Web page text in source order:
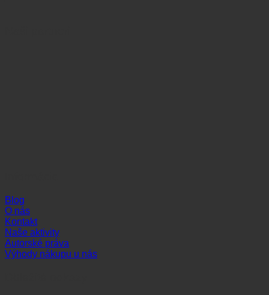
Blog
O nás
Kontakt
Naše aktivity
Autorské práva
Výhody nákupu u nás